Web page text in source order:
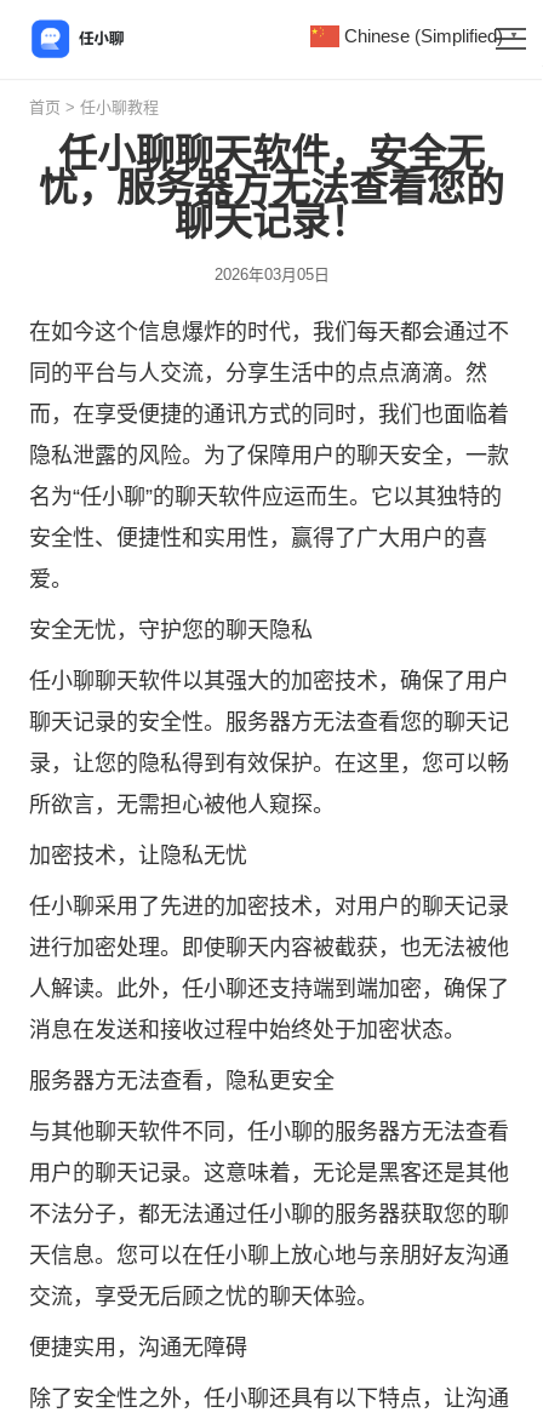
首页 > 任小聊教程
任小聊聊天软件，安全无
忧，服务器方无法查看您的
聊天记录！
2026年03月05日
在如今这个信息爆炸的时代，我们每天都会通过不
同的平台与人交流，分享生活中的点点滴滴。然
而，在享受便捷的通讯方式的同时，我们也面临着
隐私泄露的风险。为了保障用户的聊天安全，一款
名为“任小聊”的聊天软件应运而生。它以其独特的
安全性、便捷性和实用性，赢得了广大用户的喜
爱。
安全无忧，守护您的聊天隐私
任小聊聊天软件以其强大的加密技术，确保了用户
聊天记录的安全性。服务器方无法查看您的聊天记
录，让您的隐私得到有效保护。在这里，您可以畅
所欲言，无需担心被他人窥探。
加密技术，让隐私无忧
任小聊采用了先进的加密技术，对用户的聊天记录
进行加密处理。即使聊天内容被截获，也无法被他
人解读。此外，任小聊还支持端到端加密，确保了
消息在发送和接收过程中始终处于加密状态。
服务器方无法查看，隐私更安全
与其他聊天软件不同，任小聊的服务器方无法查看
用户的聊天记录。这意味着，无论是黑客还是其他
不法分子，都无法通过任小聊的服务器获取您的聊
天信息。您可以在任小聊上放心地与亲朋好友沟通
交流，享受无后顾之忧的聊天体验。
便捷实用，沟通无障碍
除了安全性之外，任小聊还具有以下特点，让沟通
Chinese (Simplified) ▼